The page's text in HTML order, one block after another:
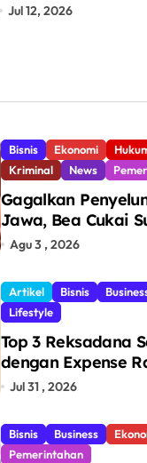
Jul 12, 2026
Bisnis Ekonomi
Kriminal
News
Gagalkan
Jawa, Bea Cukai
Juta Batang Rokok
Makassar
Agu 3 , 2026
Artikel Bisnis
Lifestyle
Top 3 Reksadana
dengan Expense
Terendah
Jul 31 , 2026
Bisnis Business
Pemerintahan